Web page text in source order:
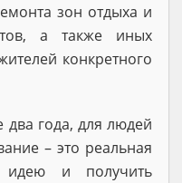
зон отдыха и
а также иных
конкретного
два года, для людей
– это реальная
идею и получить